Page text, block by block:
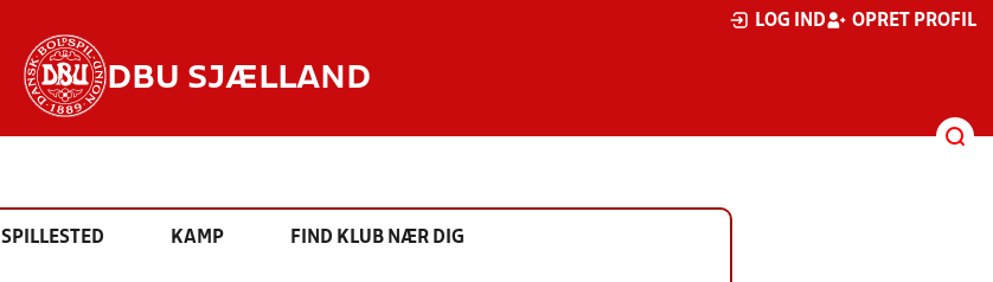
LOG IND OPRET PROFIL
DBU SJÆLLAND
SPILLESTED KAMP FIND KLUB NÆR DIG